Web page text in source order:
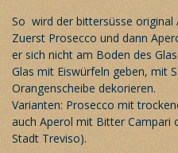
So wird der bittersüsse original
Zuerst Prosecco und dann
er sich nicht am Boden des
Glas mit Eiswürfeln geben, mit
Orangenscheibe dekorieren.
Varianten: Prosecco mit
auch Aperol mit Bitter Campari
Stadt Treviso).